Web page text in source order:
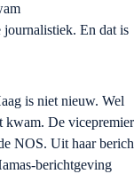
journalistiek. En dat is
is niet nieuw. Wel
kwam. De
NOS. Uit haar
berichtgeving